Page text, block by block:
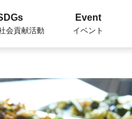
会貢献活動
Event
イベント